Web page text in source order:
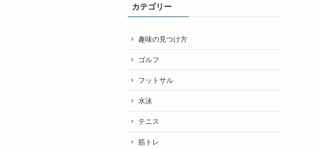
カテゴリー
趣味の見つけ方
ゴルフ
フットサル
水泳
テニス
筋トレ